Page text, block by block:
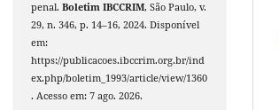
penal.Boletim IBCCRIM, São Paulo, v.
29, n. 346, p. 14–16, 2024. Disponível
em:
https://publicacoes.ibccrim.org.br/ind
ex.php/boletim_1993/article/view/1360
. Acesso em: 7 ago. 2026.